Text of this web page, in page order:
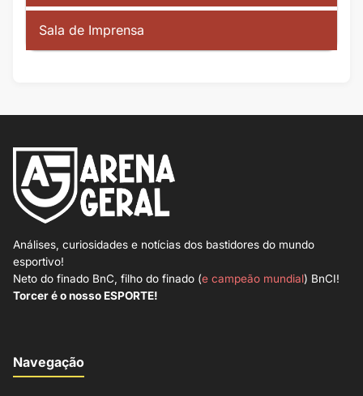
Sala de Imprensa
Análises, curiosidades e notícias dos bastidores do mundo
esportivo!
Neto do finado BnC, filho do finado (e campeão mundial) BnCI!
Torcer é o nosso ESPORTE!
Navegação